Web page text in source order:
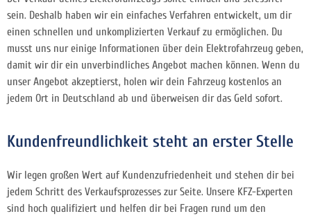
sein. Deshalb haben wir ein einfaches Verfahren entwickelt, um dir
einen schnellen und unkomplizierten Verkauf zu ermöglichen. Du
musst uns nur einige Informationen über dein Elektrofahrzeug geben,
damit wir dir ein unverbindliches Angebot machen können. Wenn du
unser Angebot akzeptierst, holen wir dein Fahrzeug kostenlos an
jedem Ort in Deutschland ab und überweisen dir das Geld sofort.
Kundenfreundlichkeit steht an erster Stelle
Wir legen großen Wert auf Kundenzufriedenheit und stehen dir bei
jedem Schritt des Verkaufsprozesses zur Seite. Unsere KFZ-Experten
sind hoch qualifiziert und helfen dir bei Fragen rund um den